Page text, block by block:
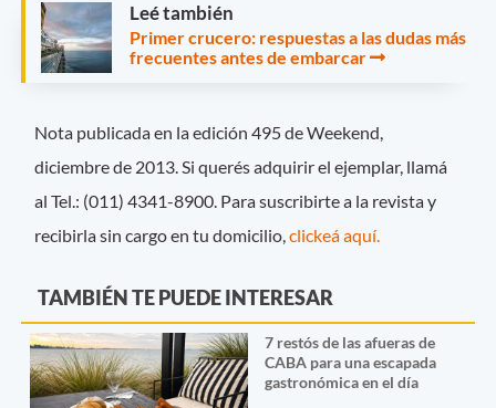
Leé también
Primer crucero: respuestas a las dudas más
frecuentes antes de embarcar
Nota publicada en la edición 495 de Weekend,
diciembre de 2013. Si querés adquirir el ejemplar, llamá
al Tel.: (011) 4341-8900. Para suscribirte a la revista y
recibirla sin cargo en tu domicilio,clickeá aquí.
TAMBIÉN TE PUEDE INTERESAR
7 restós de las afueras de
CABA para una escapada
gastronómica en el día